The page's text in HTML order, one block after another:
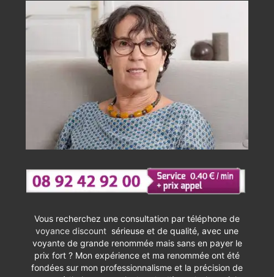
Vous recherchez une consultation par téléphone de
voyance discount sérieuse et de qualité, avec une
voyante de grande renommée mais sans en payer le
prix fort ? Mon expérience et ma renommée ont été
fondées sur mon professionnalisme et la précision de